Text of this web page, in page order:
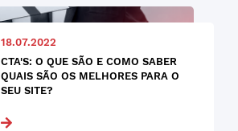
18.07.2022
CTA'S: O QUE SÃO E COMO SABER
QUAIS SÃO OS MELHORES PARA O
SEU SITE?